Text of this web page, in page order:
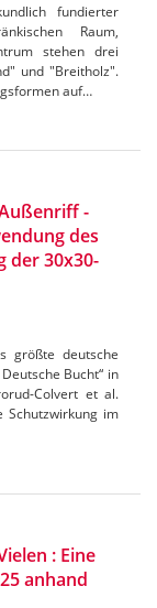
fundierter
Raum,
stehen drei
und "Breitholz".
auf…
-
des
der 30x30-
größte deutsche
Bucht“ in
Colvert et al.
Schutzwirkung im
: Eine
anhand